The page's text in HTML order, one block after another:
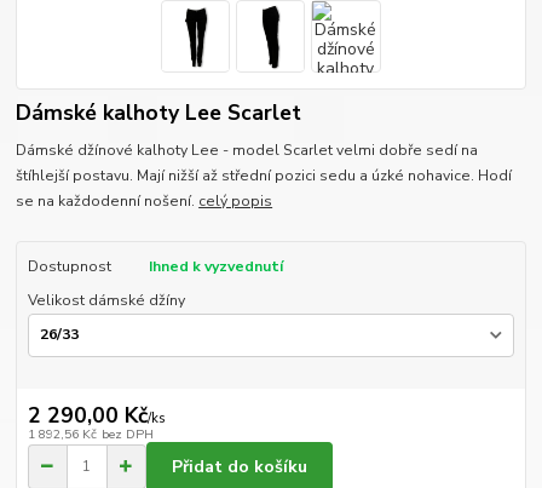
Dámské kalhoty Lee Scarlet
Dámské džínové kalhoty Lee - model Scarlet velmi dobře sedí na
štíhlejší postavu. Mají nižší až střední pozici sedu a úzké nohavice. Hodí
se na každodenní nošení. celý popis
Dostupnost
Ihned k vyzvednutí
Velikost dámské džíny
2 290,00 Kč/ks
1 892,56 Kč bez DPH
Přidat do košíku